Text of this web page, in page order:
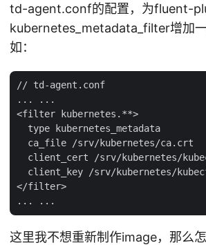
td-agent.conf的配置，为fluent-
kubernetes_metadata_filter增加
如：
// td-agent.conf
... ...
<filter kubernetes.**>
  type kubernetes_metadata
  ca_file /srv/kubernetes/ca.crt
client_cert /srv/kubernetes/
client_key /srv/kubernetes/
</filter>
这里我不想重新制作image，那么怎